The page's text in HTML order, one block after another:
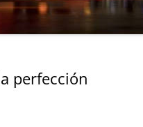
SONARQUBE – PL/SQL
perfección